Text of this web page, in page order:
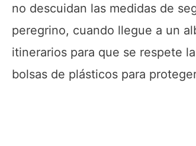
no descuidan las medidas de
peregrino, cuando llegue a un
itinerarios para que se respete
bolsas de plásticos para